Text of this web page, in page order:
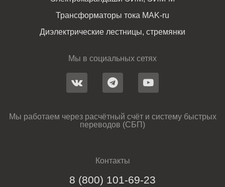
Трансформаторы тока MAK-ru
Диэлектрические лестницы, стремянки
Мы в социальных сетях
Мы работаем через расчётный счёт и систему быстрых
переводов (СБП)
Контакты
8 (800) 101-69-23